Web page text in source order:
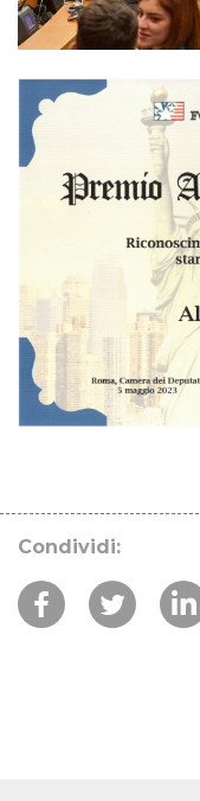
Condividi: